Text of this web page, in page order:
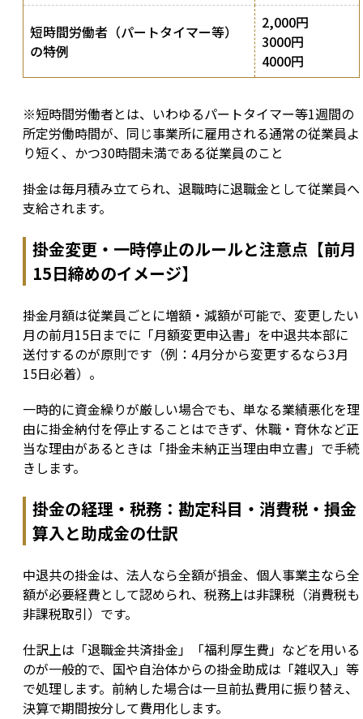
短時間労働者（パートタイマー等）
の特例
2,000円
3000円
4000円
※短時間労働者とは、いわゆるパートタイマー等1週間の
所定労働時間が、同じ事業所に雇用される通常の従業員よ
り短く、かつ30時間未満である従業員のこと
掛金は毎月積み立てられ、退職時に退職金として従業員へ
支給されます。
掛金変更・一時停止のルールと注意点【前月
15日締めのイメージ】
掛金月額は従業員ごとに増額・減額が可能で、変更したい
月の前月15日までに「月額変更申込書」を中退共本部に
送付するのが原則です（例：4月分から変更するなら3月
15日必着）。
一時的に資金繰りが厳しい場合でも、単なる業績悪化を理
由に掛金納付を停止することはできず、休職・育休など正
当な理由があるときは「掛金未納正当理由申立書」で手続
きします。
掛金の経理・税務：勘定科目・消費税・損金
算入と助成金の仕訳
中退共の掛金は、法人なら全額が損金、個人事業主なら全
額が必要経費として認められ、税務上は非課税（消費税も
非課税取引）です。
仕訳上は「退職金共済掛金」「福利厚生費」などを用いる
のが一般的で、国や自治体からの掛金助成は「雑収入」等
で処理します。前納した場合は一旦前払費用に振り替え、
決算で期間按分して費用化します。